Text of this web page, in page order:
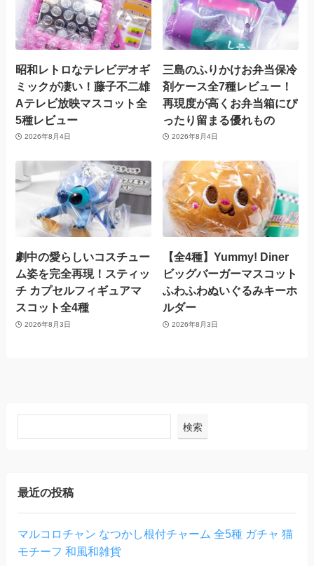
昭和レトロなテレビデオギ
ミックが凄い！藤子不二雄
Aテレビ放映マスコット全
5種レビュー
2026年8月4日
三島のふりかけお弁当保冷
剤ケース全7種レビュー！
再現度が高くお弁当箱にぴ
ったり留まる優れもの
2026年8月4日
劇中の愛らしいコスチュー
ム姿を完全再現！スティッ
チ カプセルフィギュアマ
スコット全4種
2026年8月3日
【全4種】Yummy! Diner
ビッグバーガーマスコット
ふわふわぬいぐるみキーホ
ルダー
2026年8月3日
検索
最近の投稿
マルコロチャン なつかし根付チャーム 全5種 ガチャ 猫
モチーフ 和風和雑貨